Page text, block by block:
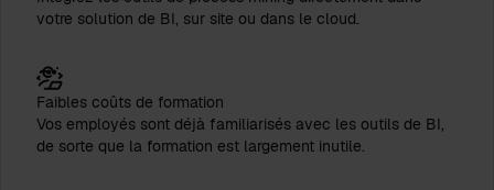
votre solution de BI, sur site ou dans le cloud.
Faibles coûts de formation
Vos employés sont déjà familiarisés avec les outils de BI,
de sorte que la formation est largement inutile.